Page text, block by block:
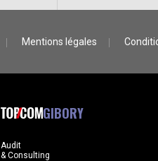
Mentions légales
GIBORY
Audit
& Consulting